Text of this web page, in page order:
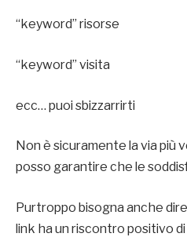
“keyword” risorse
“keyword” visita
ecc… puoi sbizzarrirti
Non è sicuramente la via più
posso garantire che le
Purtroppo bisogna anche
link ha un riscontro positivo